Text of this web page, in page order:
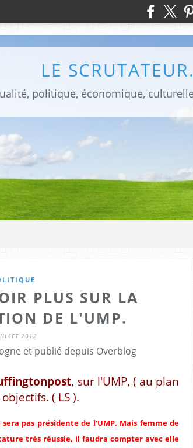
LE SCRUTATEUR.
PLUS SUR LA
DE L'UMP.
2012
et publié depuis Overblog
, sur l'UMP, ( au plan
( LS ).
pas présidente de l'UMP. Mais femme de
très réussie, il faudra compter avec elle